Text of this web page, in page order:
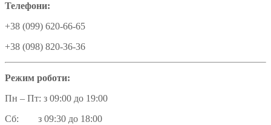
Телефони:
+38 (099) 620-66-65
+38 (098) 820-36-36
Режим роботи:
Пн – Пт: з 09:00 до 19:00
Сб: з 09:30 до 18:00